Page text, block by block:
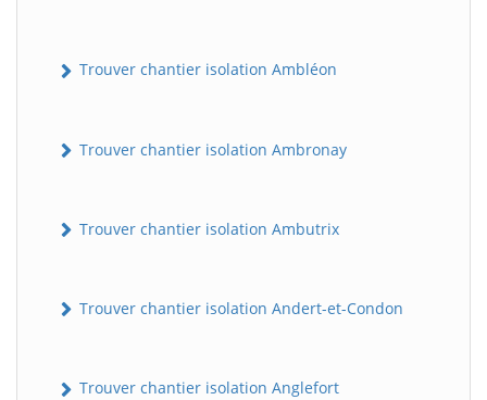
Trouver chantier isolation Ambléon
Trouver chantier isolation Ambronay
Trouver chantier isolation Ambutrix
Trouver chantier isolation Andert-et-Condon
Trouver chantier isolation Anglefort